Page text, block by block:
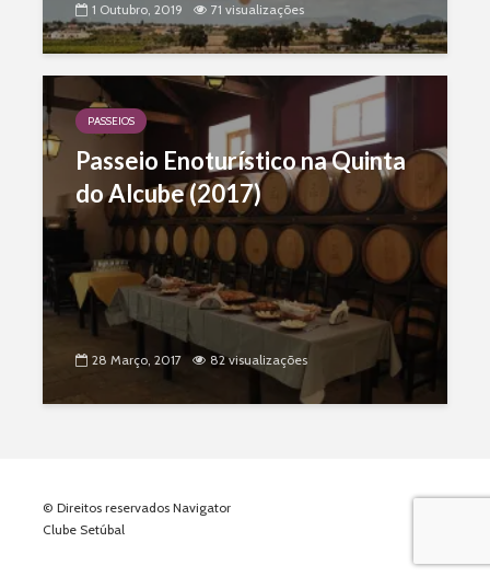
1 Outubro, 2019 71 visualizações
PASSEIOS
Passeio Enoturístico na Quinta
do Alcube (2017)
28 Março, 2017 82 visualizações
© Direitos reservados Navigator
Clube Setúbal